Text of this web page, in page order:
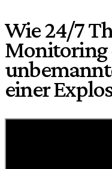
Wie 24/7
Monitoring
einer